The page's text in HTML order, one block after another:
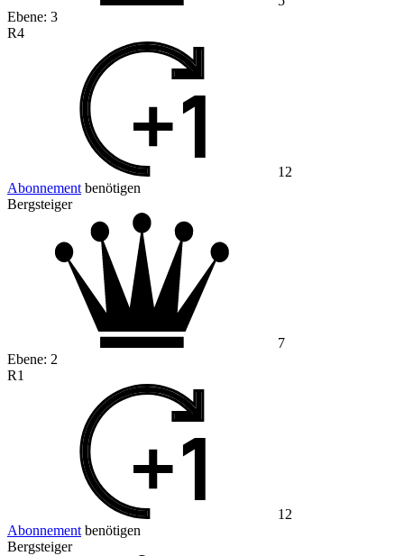
Ebene: 3
R4
12
Abonnement benötigen
Bergsteiger
7
Ebene: 2
R1
12
Abonnement benötigen
Bergsteiger